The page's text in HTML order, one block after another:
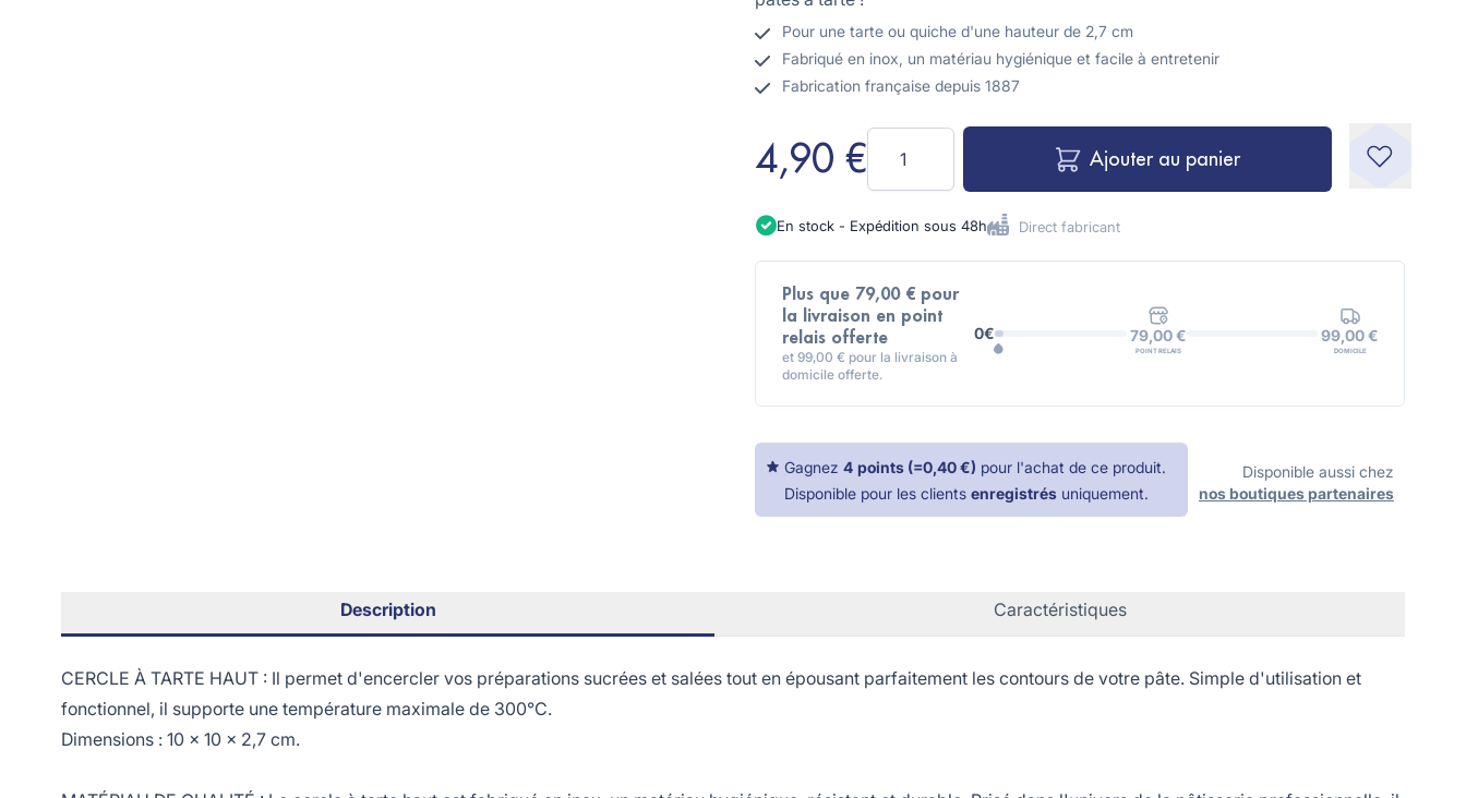
Pour une tarte ou quiche d'une hauteur de 2,7 cm
Fabriqué en inox, un matériau hygiénique et facile à entretenir
Fabrication française depuis 1887
4,90 €Quantité
Ajouter au panier
En stock - Expédition sous 48h Direct fabricant
Plus que 79,00 € pour
la livraison en point
relais offerte
et 99,00 € pour la livraison à
domicile offerte.
0€ 79,00 €
POINT RELAIS
99,00 €
DOMICILE
Gagnez 4 points (=0,40 €) pour l'achat de ce produit.
Disponible pour les clients enregistrés uniquement.
Disponible aussi chez
nos boutiques partenaires
Description Caractéristiques
CERCLE À TARTE HAUT : Il permet d'encercler vos préparations sucrées et salées tout en épousant parfaitement les contours de votre pâte. Simple d'utilisation et
fonctionnel, il supporte une température maximale de 300°C.
Dimensions : 10 x 10 x 2,7 cm.